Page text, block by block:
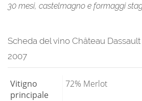
30 mesi, castelmagno e formaggi
Scheda del vino Château
2007
Vitigno
principale
72% Merlot